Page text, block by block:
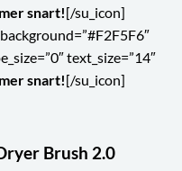
snart![/su_icon]
text_size=”14″
snart![/su_icon]
Brush 2.0